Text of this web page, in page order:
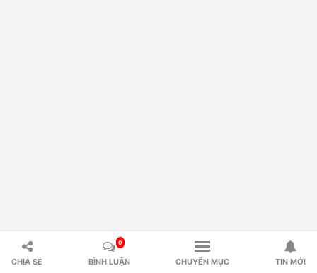
CHIA SẺ
0
BÌNH LUẬN CHUYÊN MỤC TIN MỚI